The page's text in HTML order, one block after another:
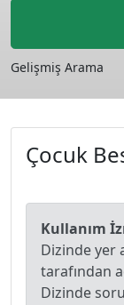
Gelişmiş Arama
Çocuk
Kullanım
Dizinde yer
tarafından
Dizinde